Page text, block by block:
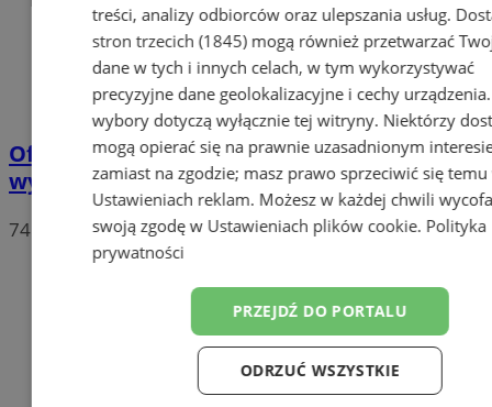
Oficjalne wyniki wyborów: W Chorzowie
wygrywa Rafał Trzaskowski!
74
treści, analizy odbiorców oraz ulepszania usług.
stron trzecich (1845)mogą również przetwarzać
dane w tych i innych celach, w tym wykorzystywać
precyzyjne dane geolokalizacyjne i cechy
wybory dotyczą wyłącznie tej witryny. Niektórzy
mogą opierać się na prawnie uzasadnionym
zamiast na zgodzie; masz prawo sprzeciwić się temu
Ustawieniach reklam. Możesz w każdej chwili
swoją zgodę w Ustawieniach plików cookie. Polityka
prywatności
PRZEJDŹ DO PORTALU
ODRZUĆ WSZYSTKIE